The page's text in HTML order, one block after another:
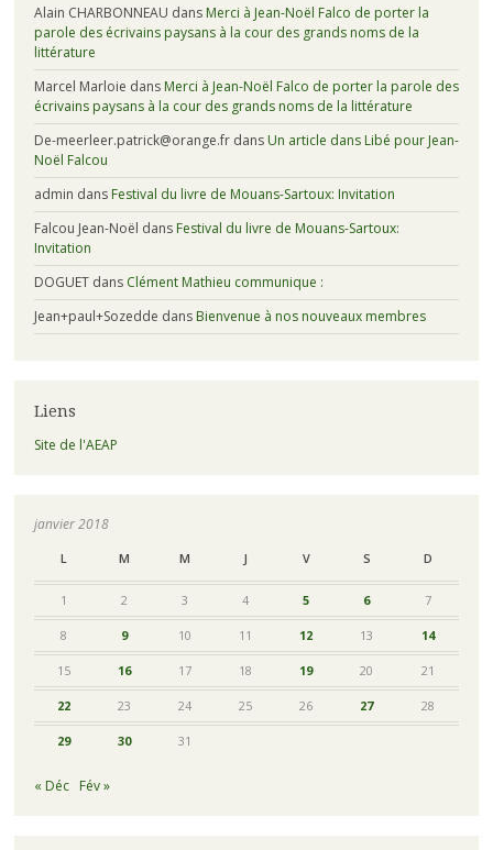
Alain CHARBONNEAU dans Merci à Jean-Noël Falco de porter la
parole des écrivains paysans à la cour des grands noms de la
littérature
Marcel Marloie dans Merci à Jean-Noël Falco de porter la parole des
écrivains paysans à la cour des grands noms de la littérature
De-meerleer.patrick@orange.frdans Un article dans Libé pour Jean-
Noël Falcou
admin dans Festival du livre de Mouans-Sartoux: Invitation
Falcou Jean-Noël dans Festival du livre de Mouans-Sartoux:
Invitation
DOGUETdans Clément Mathieu communique :
Jean+paul+Sozedde dans Bienvenue à nos nouveaux membres
Liens
Site de l'AEAP
janvier 2018
L M M J V S D
1 2 3 4 5 6 7
8 9 10 11 12 13 14
15 16 17 18 19 20 21
22 23 24 25 26 27 28
29 30 31
« Déc Fév »